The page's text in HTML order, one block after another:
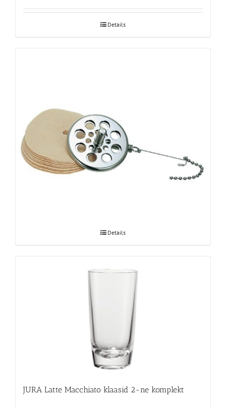
Details
Details
JURA Latte Macchiato klaasid 2-ne komplekt